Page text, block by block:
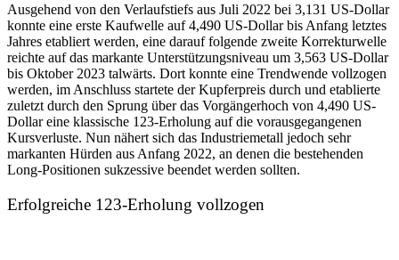
Ausgehend von den Verlaufstiefs aus Juli 2022 bei 3,131 US-Dollar
konnte eine erste Kaufwelle auf 4,490 US-Dollar bis Anfang letztes
Jahres etabliert werden, eine darauf folgende zweite Korrekturwelle
reichte auf das markante Unterstützungsniveau um 3,563 US-Dollar
bis Oktober 2023 talwärts. Dort konnte eine Trendwende vollzogen
werden, im Anschluss startete der Kupferpreis durch und etablierte
zuletzt durch den Sprung über das Vorgängerhoch von 4,490 US-
Dollar eine klassische 123-Erholung auf die vorausgegangenen
Kursverluste. Nun nähert sich das Industriemetall jedoch sehr
markanten Hürden aus Anfang 2022, an denen die bestehenden
Long-Positionen sukzessive beendet werden sollten.
Erfolgreiche 123-Erholung vollzogen